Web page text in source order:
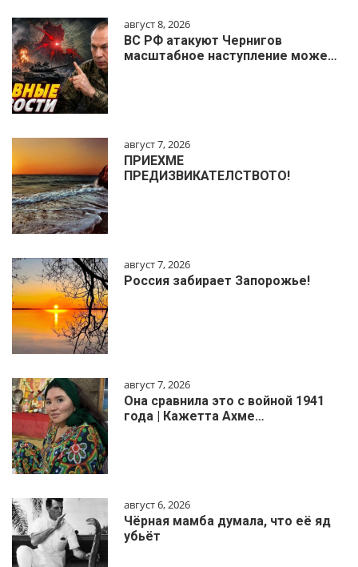
август 8, 2026
ВС РФ атакуют Чернигов
масштабное наступление може…
август 7, 2026
ПРИЕХМЕ
ПРЕДИЗВИКАТЕЛСТВОТО!
август 7, 2026
Россия забирает Запорожье!
август 7, 2026
Она сравнила это с войной 1941
года | Кажетта Ахме…
август 6, 2026
Чёрная мамба думала, что её яд
убьёт